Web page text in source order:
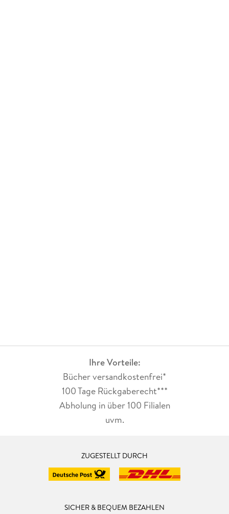
Ihre Vorteile:
Bücher versandkostenfrei*
100 Tage Rückgaberecht***
Abholung in über 100 Filialen
uvm.
ZUGESTELLT DURCH
SICHER & BEQUEM BEZAHLEN